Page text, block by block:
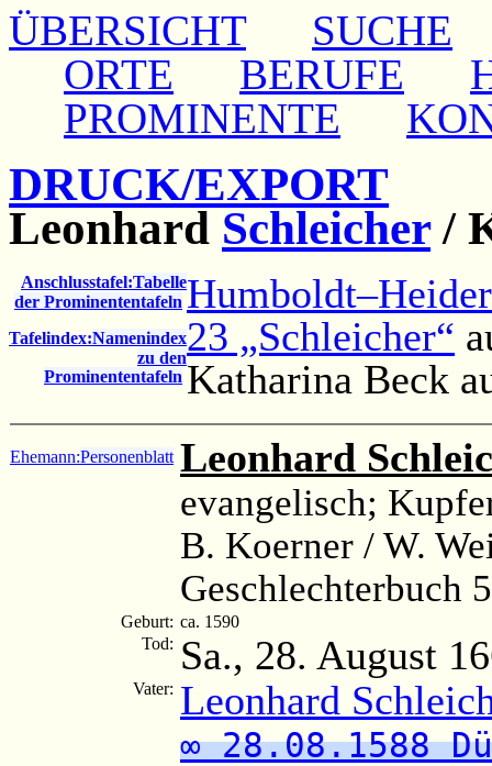
ÜBERSICHT
SUCHE
ORTE
BERUFE
PROMINENTE
DRUCK/EXPORT
Leonhard Schleicher /
Anschlusstafel:Tabelle
der Prominententafeln
Tafelindex:Namenindex
zu den
Prominententafeln
23 „Schleicher“
Katharina Beck
Ehemann:Personenblatt Leonhard
evangelisch;
B. Koerner / W.
Geschlechterbuch
Geburt: ca. 1590
Tod: Sa., 28. August
Vater: Leonhard
∞ 28.08.1588